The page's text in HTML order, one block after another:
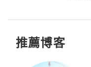
推薦博客